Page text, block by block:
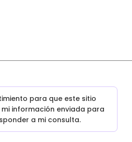
para que este sitio
información enviada para
a mi consulta.